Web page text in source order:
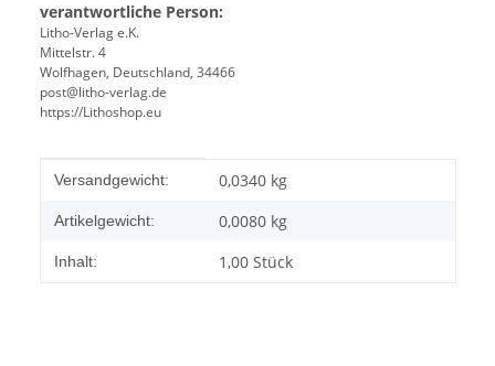
verantwortliche Person:
Litho-Verlag e.K.
Mittelstr. 4
Wolfhagen, Deutschland, 34466
post@litho-verlag.de
https://Lithoshop.eu
Produkteigenschaft
Wert
Versandgewicht: 0,0340 kg
Artikelgewicht: 0,0080 kg
Inhalt: 1,00 Stück